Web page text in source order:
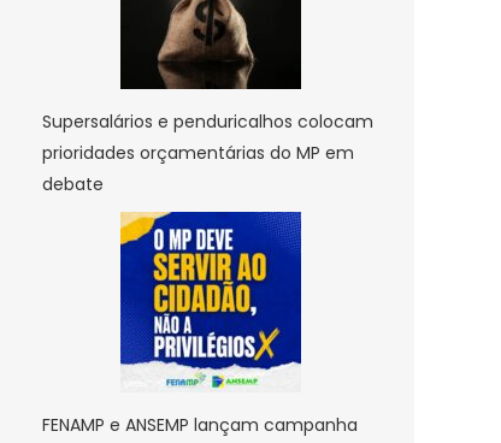
Supersalários e penduricalhos colocam
prioridades orçamentárias do MP em
debate
FENAMP e ANSEMP lançam campanha